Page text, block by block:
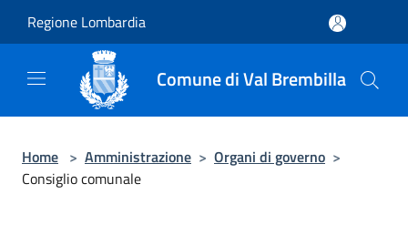
Regione Lombardia
Comune di Val Brembilla
Home > Amministrazione > Organi di governo >
Consiglio comunale